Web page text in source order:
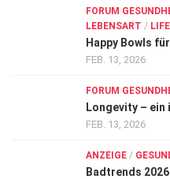
FORUM
LEBENSART /
Happy Bowls
FEB. 13, 2026
FORUM
Longevity –
FEB. 13, 2026
ANZEIGE /
Badtrends 2026